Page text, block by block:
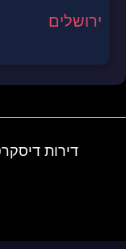
ירושלים
דירות